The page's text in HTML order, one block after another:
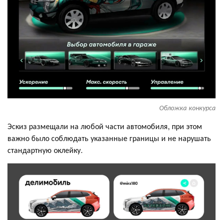
Обложка конкурса
Эскиз размещали на любой части автомобиля, при этом
важно было соблюдать указанные границы и не нарушать
стандартную оклейку.